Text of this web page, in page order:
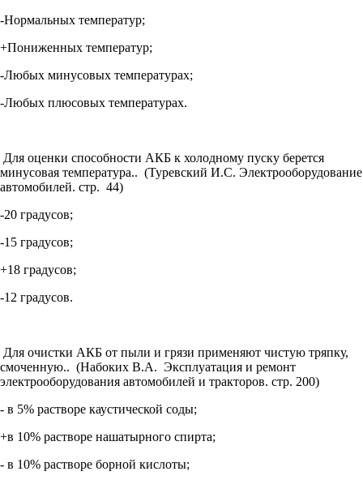
-Нормальных температур;
+Пониженных температур;
-Любых минусовых температурах;
-Любых плюсовых температурах.
Для оценки способности АКБ к холодному пуску берется
минусовая температура.. (Туревский И.С. Электрооборудование
автомобилей. стр. 44)
-20 градусов;
-15 градусов;
+18 градусов;
-12 градусов.
Для очистки АКБ от пыли и грязи применяют чистую тряпку,
смоченную.. (Набоких В.А. Эксплуатация и ремонт
электрооборудования автомобилей и тракторов. стр. 200)
- в 5% растворе каустической соды;
+в 10% растворе нашатырного спирта;
- в 10% растворе борной кислоты;